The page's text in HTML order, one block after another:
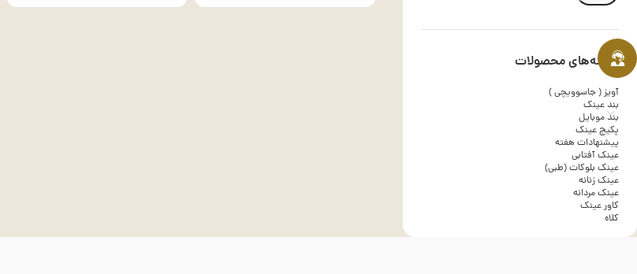
دسته‌های محصولات
آویز ( جاسوویچی )
بند عینک
بند موبایل
پکیج عینک
پیشنهادات هفته
عینک آفتابی
عینک بلوکات (طبی)
عینک زنانه
عینک مردانه
کاور عینک
کلاه